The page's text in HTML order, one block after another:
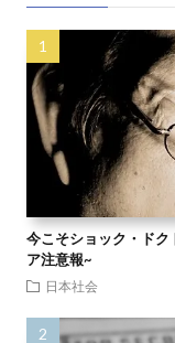
今こそショック・ドク
ア注意報~
日本社会